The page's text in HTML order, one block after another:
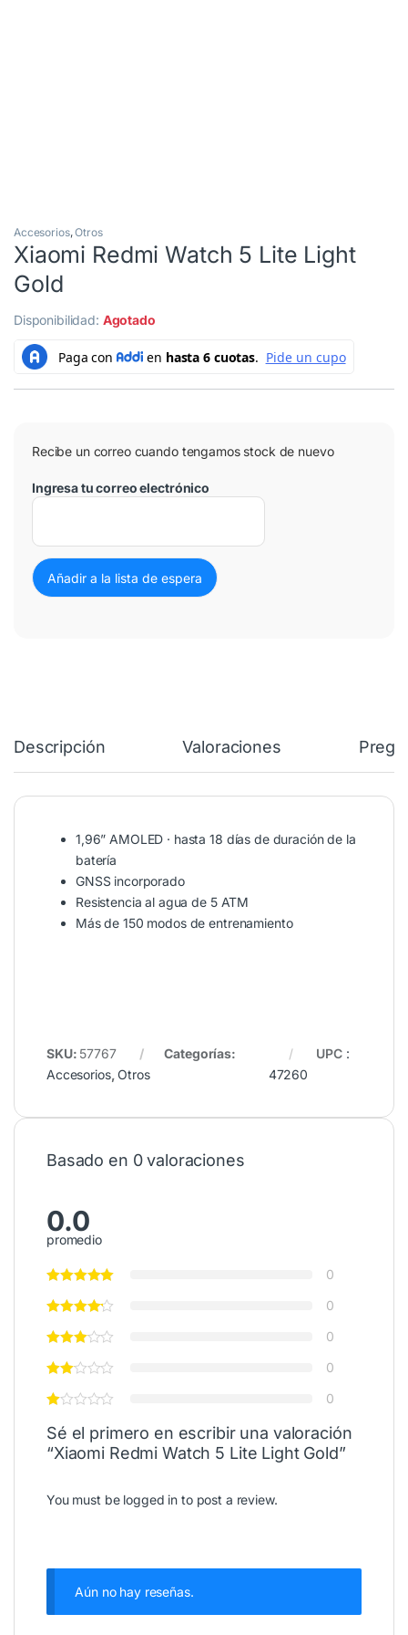
Accesorios,Otros
Xiaomi Redmi Watch 5 Lite Light
Gold
Disponibilidad: Agotado
Recibe un correo cuando tengamos stock de nuevo
Ingresa tu correo electrónico
Descripción Valoraciones
1,96” AMOLED · hasta 18 días de duración de la
batería
GNSS incorporado
Resistencia al agua de 5 ATM
Más de 150 modos de entrenamiento
SKU: 57767
Categorías:
Accesorios,Otros
UPC :
47260
Basado en 0 valoraciones
0.0
promedio
0
0
0
0
0
Sé el primero en escribir una valoración
“Xiaomi Redmi Watch 5 Lite Light Gold”
You must be logged in to post a review.
Aún no hay reseñas.